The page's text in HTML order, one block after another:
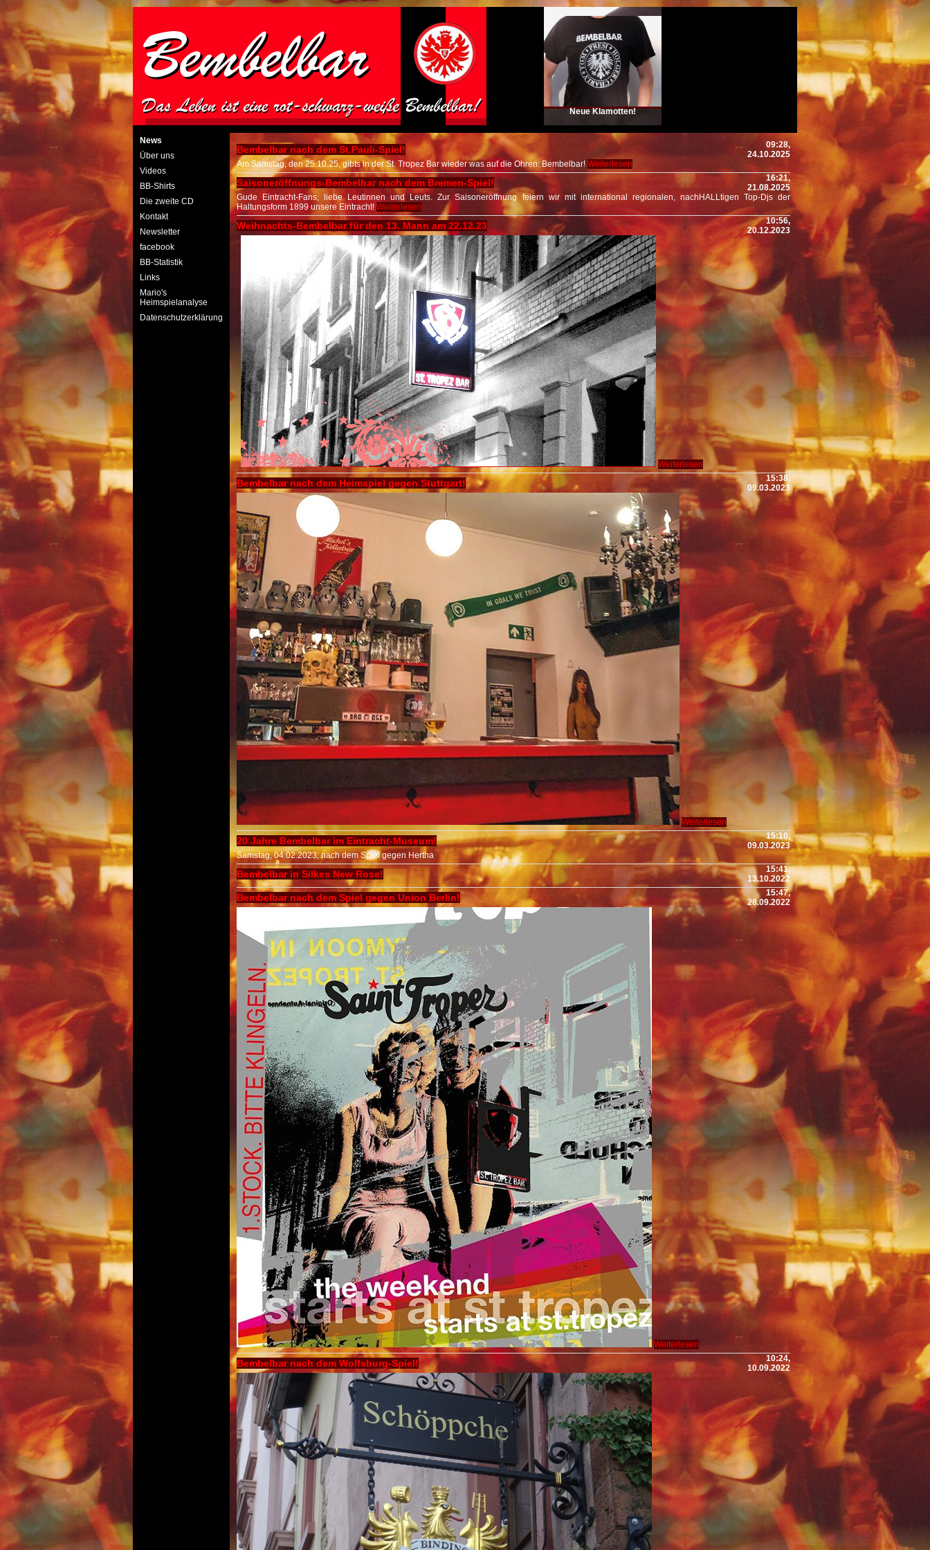
Neue Klamotten!
News
Über uns
Videos
BB-Shirts
Die zweite CD
Kontakt
Newsletter
facebook
BB-Statistik
Links
Mario's
Heimspielanalyse
Datenschutzerklärung
Bembelbar nach dem St.Pauli-Spiel!
09:28,
24.10.2025
Am Samstag, den 25.10.25, gibts in der St. Tropez Bar wieder was auf die Ohren: Bembelbar! Weiterlesen
Saisoneröffnungs-Bembelbar nach dem Bremen-Spiel!
16:21,
21.08.2025
Gude Eintracht-Fans, liebe Leutinnen und Leuts. Zur Saisoneröffnung feiern wir mit international regionalen, nachHALLtigen Top-Djs der
Haltungsform 1899 unsere Eintracht! Weiterlesen
Weihnachts-Bembelbar für den 13. Mann am 22.12.23
10:56,
20.12.2023
Weiterlesen
Bembelbar nach dem Heimspiel gegen Stuttgart!
15:38,
09.03.2023
Weiterlesen
20 Jahre Bembelbar im Eintracht-Museum!
15:10,
09.03.2023
Samstag, 04.02.2023, nach dem Spiel gegen Hertha
Bembelbar in Silkes New Rose!
15:41,
13.10.2022
Bembelbar nach dem Spiel gegen Union Berlin!
15:47,
28.09.2022
Weiterlesen
Bembelbar nach dem Wolfsburg-Spiel!
10:24,
10.09.2022